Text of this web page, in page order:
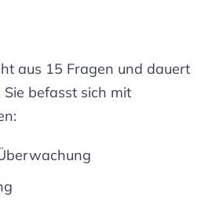
aus 15 Fragen und dauert
befasst sich mit